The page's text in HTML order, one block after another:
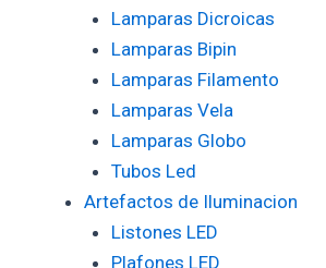
Lamparas Dicroicas
Lamparas Bipin
Lamparas Filamento
Lamparas Vela
Lamparas Globo
Tubos Led
Artefactos de Iluminacion
Listones LED
Plafones LED